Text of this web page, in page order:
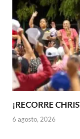
¡RECORRE
6 agosto, 2026